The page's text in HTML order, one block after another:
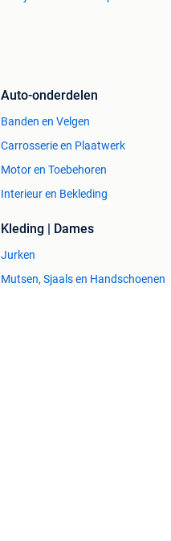
Auto-onderdelen
Banden en Velgen
Carrosserie en Plaatwerk
Motor en Toebehoren
Interieur en Bekleding
Kleding | Dames
Jurken
Mutsen, Sjaals en Handschoenen